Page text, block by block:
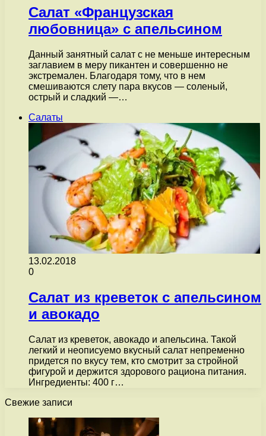
Салат «Французская
любовница» с апельсином
Данный занятный салат с не меньше интересным
заглавием в меру пикантен и совершенно не
экстремален. Благодаря тому, что в нем
смешиваются слету пара вкусов — соленый,
острый и сладкий —…
Салаты
13.02.2018
0
Салат из креветок с апельсином
и авокадо
Салат из креветок, авокадо и апельсина. Такой
легкий и неописуемо вкусный салат непременно
придется по вкусу тем, кто смотрит за стройной
фигурой и держится здорового рациона питания.
Ингредиенты: 400 г…
Свежие записи